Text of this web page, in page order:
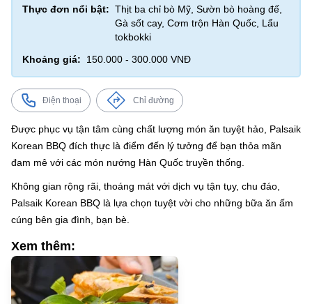
Thực đơn nổi bật: Thịt ba chỉ bò Mỹ, Sườn bò hoàng đế,
Gà sốt cay, Cơm trộn Hàn Quốc, Lẩu
tokbokki
Khoảng giá:
150.000 - 300.000 VNĐ
Điện thoại Chỉ đường
Được phục vụ tận tâm cùng chất lượng món ăn tuyệt hảo, Palsaik
Korean BBQ đích thực là điểm đến lý tưởng để bạn thỏa mãn
đam mê với các món nướng Hàn Quốc truyền thống.
Không gian rộng rãi, thoáng mát với dịch vụ tận tụy, chu đáo,
Palsaik Korean BBQ là lựa chọn tuyệt vời cho những bữa ăn ấm
cúng bên gia đình, bạn bè.
Xem thêm: